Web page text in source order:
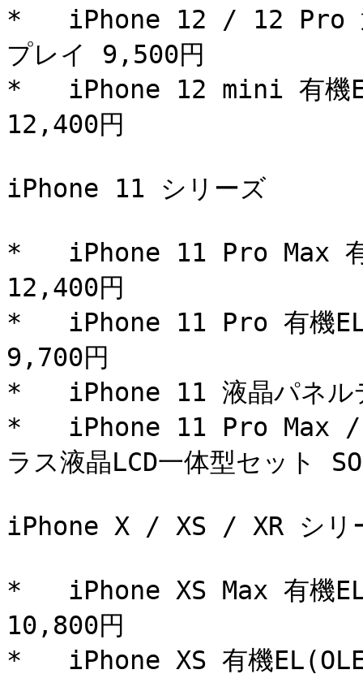
*   iPhone 12 / 12 Pro 通
プレイ 9,500円
*   iPhone 12 mini 有機
12,400円
iPhone 11 シリーズ
*   iPhone 11 Pro Max 有
12,400円
*   iPhone 11 Pro 有機
9,700円
*   iPhone 11 液晶パネル
*   iPhone 11 Pro Max /
ラス液晶LCD一体型セット
iPhone X / XS / XR シリ
*   iPhone XS Max 有機
10,800円
*   iPhone XS 有機